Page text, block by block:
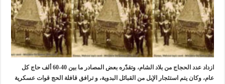
ازداد عدد الحجاج من بلاد الشام، وتقدّره بعض المصادر ما بين 40-60 ألف حاج كل
عام، وكان يتم استئجار الإبل من القبائل البدوية، و ترافق قافلة الحج قوات عسكرية